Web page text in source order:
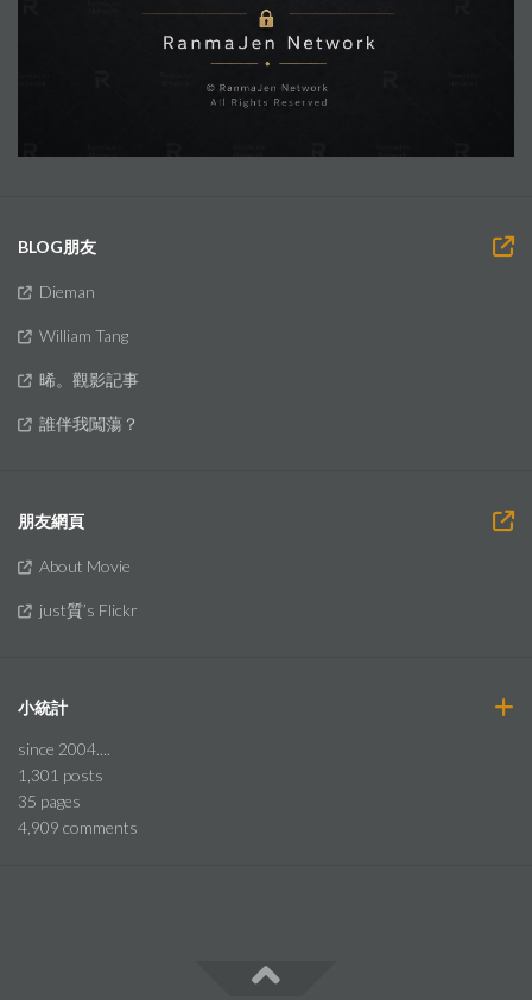
BLOG朋友
Dieman
William Tang
晞。觀影記事
誰伴我闖蕩？
朋友網頁
About Movie
just質’s Flickr
小統計
since 2004....
1,301 posts
35 pages
4,909 comments